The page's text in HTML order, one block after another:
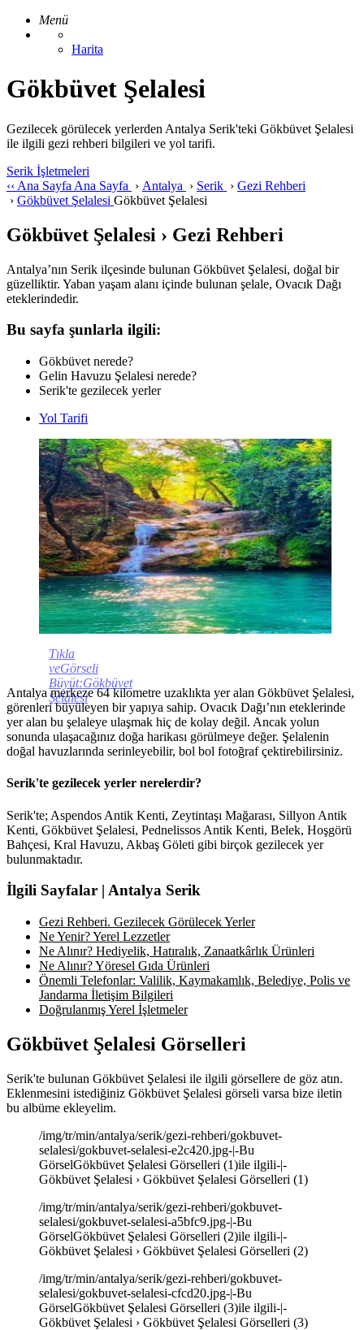
Menü
Harita
Gökbüvet Şelalesi
Gezilecek görülecek yerlerden Antalya Serik'teki Gökbüvet Şelalesi
ile ilgili gezi rehberi bilgileri ve yol tarifi.
Serik İşletmeleri
‹‹ Ana Sayfa Ana Sayfa › Antalya › Serik › Gezi Rehberi
› Gökbüvet Şelalesi Gökbüvet Şelalesi
Gökbüvet Şelalesi › Gezi Rehberi
Antalya’nın Serik ilçesinde bulunan Gökbüvet Şelalesi, doğal bir
güzelliktir. Yaban yaşam alanı içinde bulunan şelale, Ovacık Dağı
eteklerindedir.
Bu sayfa şunlarla ilgili:
Gökbüvet nerede?
Gelin Havuzu Şelalesi nerede?
Serik'te gezilecek yerler
Yol Tarifi
Tıkla
veGörseli
Büyüt:Gökbüvet
Şelalesi
Antalya merkeze 64 kilometre uzaklıkta yer alan Gökbüvet Şelalesi,
görenleri büyüleyen bir yapıya sahip. Ovacık Dağı’nın eteklerinde
yer alan bu şelaleye ulaşmak hiç de kolay değil. Ancak yolun
sonunda ulaşacağınız doğa harikası görülmeye değer. Şelalenin
doğal havuzlarında serinleyebilir, bol bol fotoğraf çektirebilirsiniz.
Serik'te gezilecek yerler nerelerdir?
Serik'te; Aspendos Antik Kenti, Zeytintaşı Mağarası, Sillyon Antik
Kenti, Gökbüvet Şelalesi, Pednelissos Antik Kenti, Belek, Hoşgörü
Bahçesi, Kral Havuzu, Akbaş Göleti gibi birçok gezilecek yer
bulunmaktadır.
İlgili Sayfalar | Antalya Serik
Gezi Rehberi. Gezilecek Görülecek Yerler
Ne Yenir? Yerel Lezzetler
Ne Alınır? Hediyelik, Hatıralık, Zanaatkârlık Ürünleri
Ne Alınır? Yöresel Gıda Ürünleri
Önemli Telefonlar: Valilik, Kaymakamlık, Belediye, Polis ve
Jandarma İletişim Bilgileri
Doğrulanmış Yerel İşletmeler
Gökbüvet Şelalesi Görselleri
Serik'te bulunan Gökbüvet Şelalesi ile ilgili görsellere de göz atın.
Eklenmesini istediğiniz Gökbüvet Şelalesi görseli varsa bize iletin
bu albüme ekleyelim.
/img/tr/min/antalya/serik/gezi-rehberi/gokbuvet-
selalesi/gokbuvet-selalesi-e2c420.jpg-|-Bu
GörselGökbüvet Şelalesi Görselleri (1)ile ilgili-|-
Gökbüvet Şelalesi › Gökbüvet Şelalesi Görselleri (1)
/img/tr/min/antalya/serik/gezi-rehberi/gokbuvet-
selalesi/gokbuvet-selalesi-a5bfc9.jpg-|-Bu
GörselGökbüvet Şelalesi Görselleri (2)ile ilgili-|-
Gökbüvet Şelalesi › Gökbüvet Şelalesi Görselleri (2)
/img/tr/min/antalya/serik/gezi-rehberi/gokbuvet-
selalesi/gokbuvet-selalesi-cfcd20.jpg-|-Bu
GörselGökbüvet Şelalesi Görselleri (3)ile ilgili-|-
Gökbüvet Şelalesi › Gökbüvet Şelalesi Görselleri (3)